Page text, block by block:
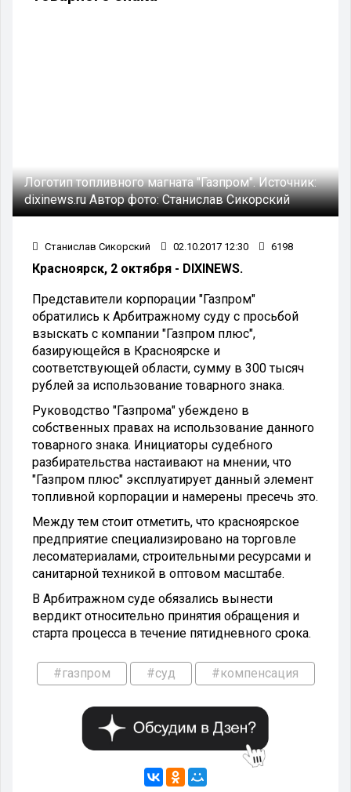
Логотип топливного магната "Газпром".Источник:
dixinews.ruАвтор фото:Станислав Сикорский
Станислав Сикорский 02.10.2017 12:30 6198
Красноярск, 2 октября - DIXINEWS.
Представители корпорации "Газпром"
обратились к Арбитражному суду с просьбой
взыскать с компании "Газпром плюс",
базирующейся в Красноярске и
соответствующей области, сумму в 300 тысяч
рублей за использование товарного знака.
Руководство "Газпрома" убеждено в
собственных правах на использование данного
товарного знака. Инициаторы судебного
разбирательства настаивают на мнении, что
"Газпром плюс" эксплуатирует данный элемент
топливной корпорации и намерены пресечь это.
Между тем стоит отметить, что красноярское
предприятие специализировано на торговле
лесоматериалами, строительными ресурсами и
санитарной техникой в оптовом масштабе.
В Арбитражном суде обязались вынести
вердикт относительно принятия обращения и
старта процесса в течение пятидневного срока.
#газпром #суд #компенсация